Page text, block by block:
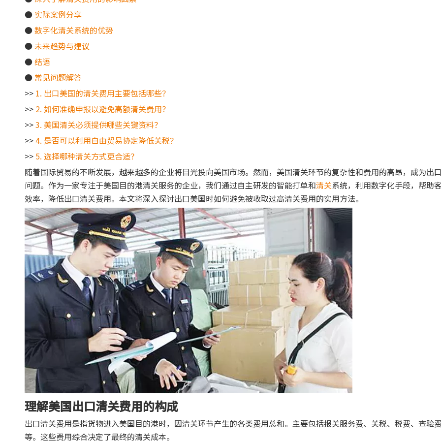
● 实际案例分享
●数字化清关系统的优势
●未来趋势与建议
●结语
● 常见问题解答
>> 1. 出口美国的清关费用主要包括哪些？
>> 2. 如何准确申报以避免高额清关费用？
>>3. 美国清关必须提供哪些关键资料？
>>4. 是否可以利用自由贸易协定降低关税？
>> 5. 选择哪种清关方式更合适？
随着国际贸易的不断发展，越来越多的企业将目光投向美国市场。然而，美国清关环节的复杂性和费用的高昂，成为出
问题。作为一家专注于美国目的港清关服务的企业，我们通过自主研发的智能打单和清关系统，利用数字化手段，帮助
效率，降低出口清关费用。本文将深入探讨出口美国时如何避免被收取过高清关费用的实用方法。
理解美国出口清关费用的构成
出口清关费用是指货物进入美国目的港时，因清关环节产生的各类费用总和。主要包括报关服务费、关税、税费、查验
等。这些费用综合决定了最终的清关成本。